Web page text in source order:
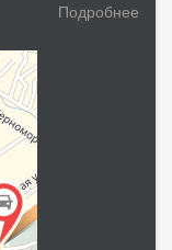
Подробнее